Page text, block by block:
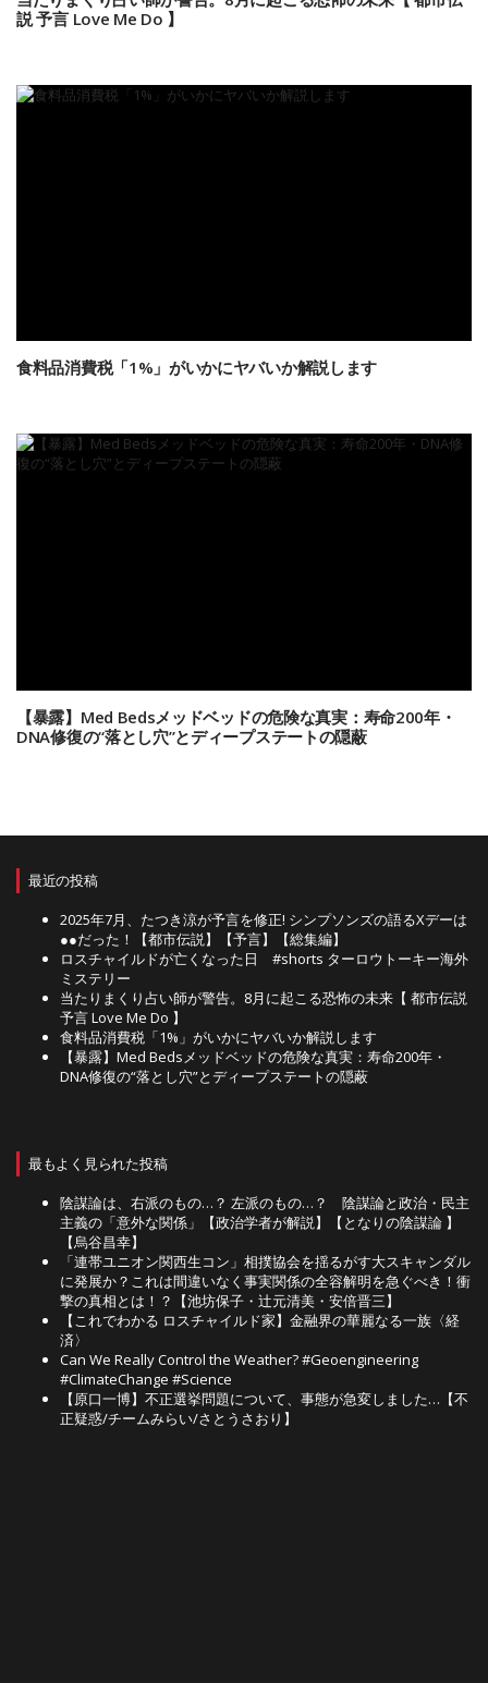
説 予言 Love Me Do 】
食料品消費税「1%」がいかにヤバいか解説します
【暴露】Med Bedsメッドベッドの危険な真実：寿命200年・
DNA修復の“落とし穴”とディープステートの隠蔽
最近の投稿
2025年7月、たつき涼が予言を修正! シンプソンズの語るXデーは
●●だった！【都市伝説】【予言】【総集編】
ロスチャイルドが亡くなった日 #shorts ターロウトーキー海外
ミステリー
当たりまくり占い師が警告。8月に起こる恐怖の未来【 都市伝説
予言 Love Me Do 】
食料品消費税「1%」がいかにヤバいか解説します
【暴露】Med Bedsメッドベッドの危険な真実：寿命200年・
DNA修復の“落とし穴”とディープステートの隠蔽
最もよく見られた投稿
陰謀論は、右派のもの…？ 左派のもの…？ 陰謀論と政治・民主
主義の「意外な関係」【政治学者が解説】【となりの陰謀論 】
【烏谷昌幸】
「連帯ユニオン関西生コン」相撲協会を揺るがす大スキャンダル
に発展か？これは間違いなく事実関係の全容解明を急ぐべき！衝
撃の真相とは！？【池坊保子・辻元清美・安倍晋三】
【これでわかる ロスチャイルド家】金融界の華麗なる一族〈経
済〉
Can We Really Control the Weather? #Geoengineering
#ClimateChange #Science
【原口一博】不正選挙問題について、事態が急変しました…【不
正疑惑/チームみらい/さとうさおり】